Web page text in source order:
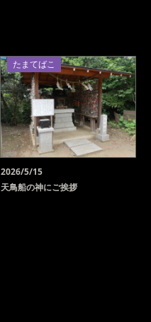
たまてばこ
2026/5/15
天鳥船の神にご挨拶